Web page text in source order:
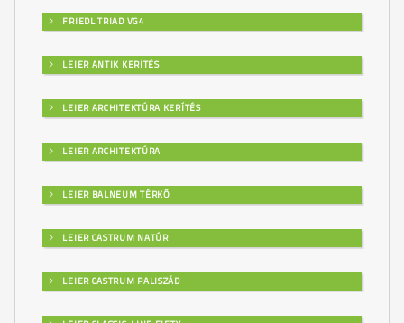
FRIEDL TRIAD VG4
LEIER ANTIK KERÍTÉS
LEIER ARCHITEKTÚRA KERÍTÉS
LEIER ARCHITEKTÚRA
LEIER BALNEUM TÉRKŐ
LEIER CASTRUM NATÚR
LEIER CASTRUM PALISZÁD